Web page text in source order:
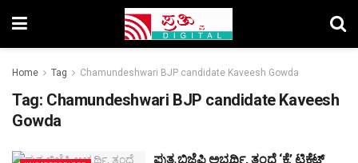
Home Tag Chamundeshwari BJP candidate Kaveesh Gowda
Tag: Chamundeshwari BJP candidate Kaveesh
Gowda
ಪುತ್ರ ಬಿಜೆಪಿ ಅಭ್ಯರ್ಥಿ, ತಂದೆ ‘ಕೈ’ ಟಿಕೆಟ್​